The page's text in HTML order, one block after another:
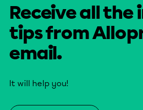
Receive all the
tips from
email.
It will help you!